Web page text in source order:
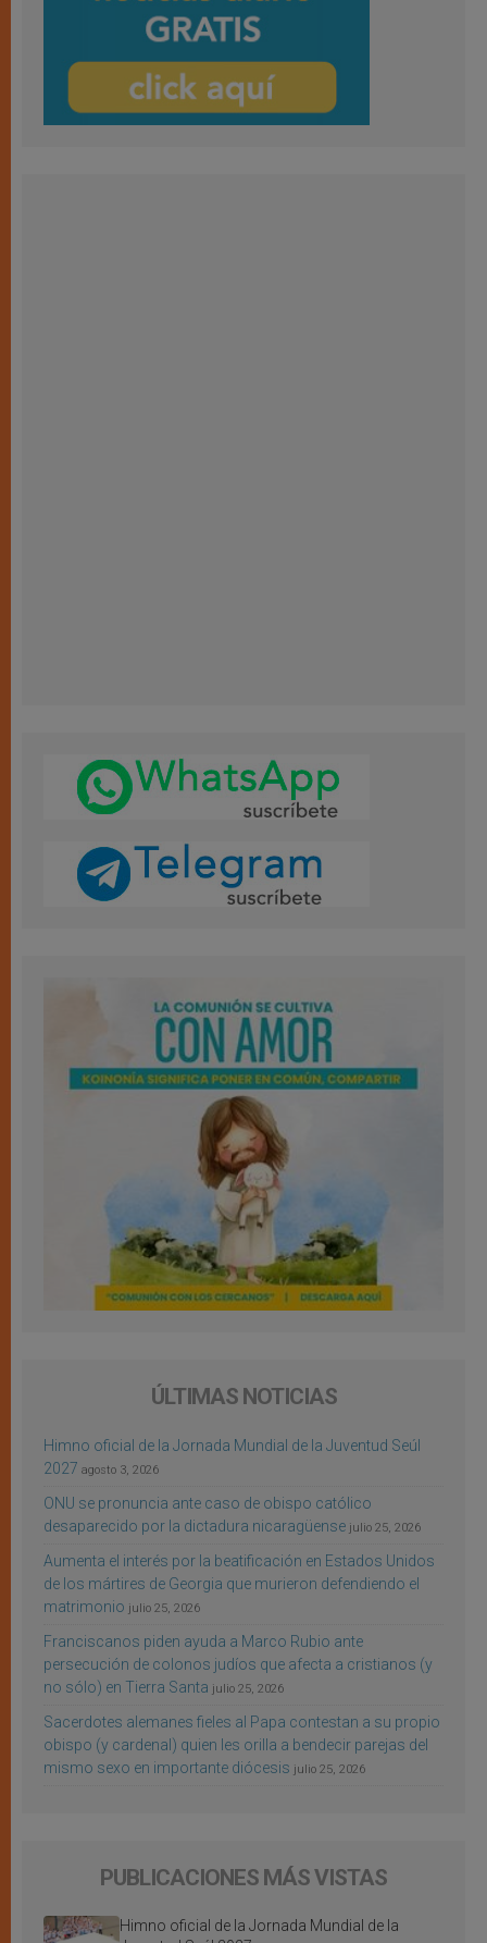
ÚLTIMAS NOTICIAS
Himno oficial de la Jornada Mundial de la Juventud Seúl
2027 agosto 3, 2026
ONU se pronuncia ante caso de obispo católico
desaparecido por la dictadura nicaragüense julio 25, 2026
Aumenta el interés por la beatificación en Estados Unidos
de los mártires de Georgia que murieron defendiendo el
matrimonio julio 25, 2026
Franciscanos piden ayuda a Marco Rubio ante
persecución de colonos judíos que afecta a cristianos (y
no sólo) en Tierra Santa julio 25, 2026
Sacerdotes alemanes fieles al Papa contestan a su propio
obispo (y cardenal) quien les orilla a bendecir parejas del
mismo sexo en importante diócesis julio 25, 2026
PUBLICACIONES MÁS VISTAS
Himno oficial de la Jornada Mundial de la